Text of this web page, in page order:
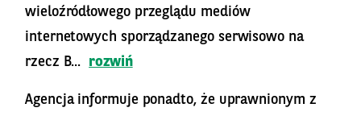
wieloźródłowego przeglądu mediów
internetowych sporządzanego serwisowo na
rzecz B...
rozwiń
Agencja informuje ponadto, że uprawnionym z